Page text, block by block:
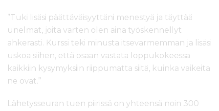
”Tuki lisäsi päättäväisyyttäni menestyä ja täyttää
unelmat, joita varten olen aina työskennellyt
ahkerasti. Kurssi teki minusta itsevarmemman ja lisäsi
uskoa siihen, että osaan vastata loppukokeessa
kaikkiin kysymyksiin riippumatta siitä, kuinka vaikeita
ne ovat.”
Lähetysseuran tuen piirissä on yhteensä noin 300